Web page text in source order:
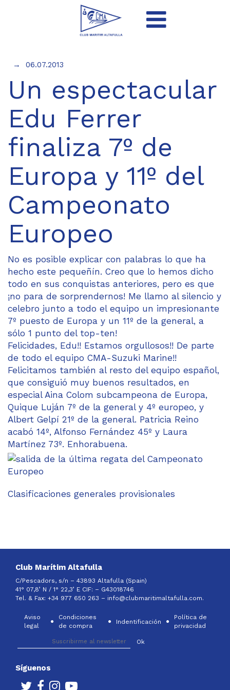
06.07.2013
Un espectacular
Edu Ferrer
finaliza 7º de
Europa y 11º del
Campeonato
Europeo
No es posible explicar con palabras lo que ha
hecho este pequeñín. Creo que lo hemos dicho
todo en sus conquistas anteriores, pero es que
¡no para de sorprendernos! Me llamo al silencio y
celebro junto a todo el equipo un impresionante
7º puesto de Europa y un 11º de la general, a
sólo 1 punto del top-ten!
Felicidades, Edu!! Estamos orgullosos!! De parte
de todo el equipo CMA-Suzuki Marine!!
Felicitamos también al resto del equipo español,
que consiguió muy buenos resultados, en
especial Aina Colom subcampeona de Europa,
Quique Luján 7º de la general y 4º europeo, y
Albert Gelpí 21º de la general. Patricia Reino
acabó 14º, Alfonso Fernández 45º y Laura
Martínez 73º. Enhorabuena.
Clasificaciones generales provisionales
Club Marítim Altafulla
C/Pescadors, s/n – 43893 Altafulla (Spain)
41° 07,8’ N / 1° 22,3’ E CIF: – G43018746
Tel. & Fax: +34 977 650 263 – info@clubmaritimaltafulla.com.
Aviso
legal
Condiciones
de compra
Indentificación
Política de
privacidad
Síguenos